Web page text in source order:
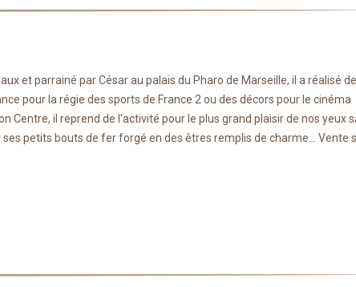
et parrainé par César au palais du Pharo de Marseille, il a réalisé de
pour la régie des sports de France 2 ou des décors pour le cinéma
Centre, il reprend de l'activité pour le plus grand plaisir de nos yeux
petits bouts de fer forgé en des êtres remplis de charme... Vente